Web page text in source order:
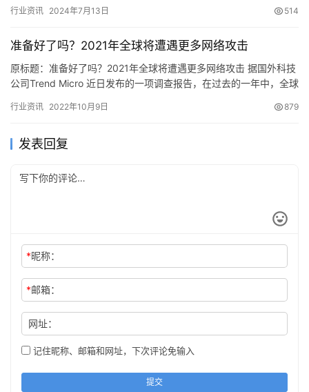
成为…
行业资讯 2024年7月13日 514
准备好了吗？2021年全球将遭遇更多网络攻击
原标题：准备好了吗？2021年全球将遭遇更多网络攻击 据国外科技
公司Trend Micro 近日发布的一项调查报告，在过去的一年中，全球
行业资讯 2022年10月9日 879
发表回复
*昵称：
*邮箱：
网址：
记住昵称、邮箱和网址，下次评论免输入
提交